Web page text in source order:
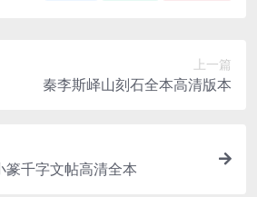
上一篇
秦李斯峄山刻石全本高清版本
千字文帖高清全本